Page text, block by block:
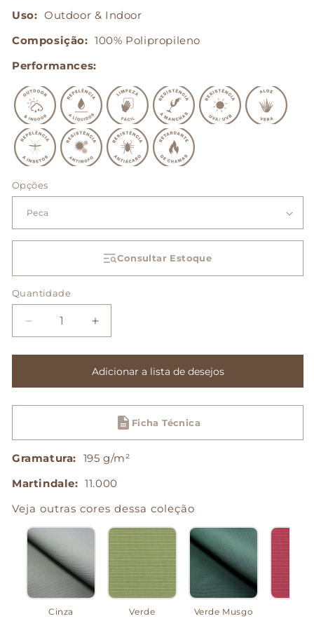
Uso: Outdoor & Indoor
Composição: 100% Polipropileno
Performances:
Opções
Consultar Estoque
Quantidade
Diminuir
a
quantidade
Calista
Aumentar
a
quantidade
de
Calista
Azul
Marinho
Adicionar a lista de desejos
Ficha Técnica
Gramatura: 195 g/m²
Martindale: 11.000
Veja outras cores dessa coleção
Cinza Verde Verde Musgo